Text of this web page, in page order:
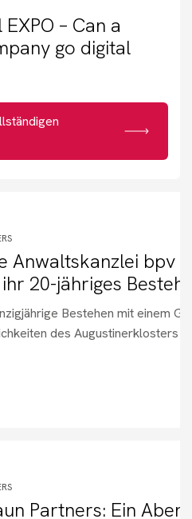
Beratung?
– Can a
go digital
Anwaltskanzlei bpv
ihr 20-jähriges
Bestehen mit einem
des Augustinerklosters
Partners: Ein